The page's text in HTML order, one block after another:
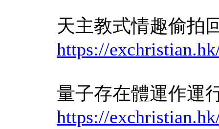
天主教式情趣偷拍
https://
量子存在體運作運
https://